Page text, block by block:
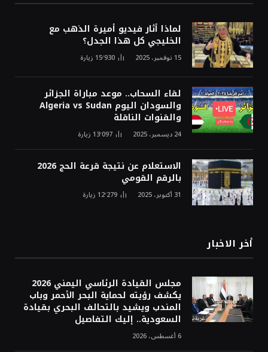
لماذا أثار فيديو أميرة الذهب مع
الخليجي كل هذا الجدل؟
15 نوفمبر، 2025 15٬930 زيارة
لقاء السحاب.. موعد مباراة الجزائر
والسودان اليوم Algeria vs Sudan
والقنوات الناقلة
24 ديسمبر، 2025 13٬097 زيارة
الاستعلام عن نتيجة قرعة الحج 2026
بالرقم القومي
31 أكتوبر، 2025 12٬279 زيارة
أخر الاخبار
مجلس القيادة الرئاسي اليمني 2026
يكشف رؤيته لحماية البحر الأحمر وباب
المندب ويشيد بالتحالف البحري بقيادة
السعودية.. إليك التفاصيل
6 أغسطس، 2026